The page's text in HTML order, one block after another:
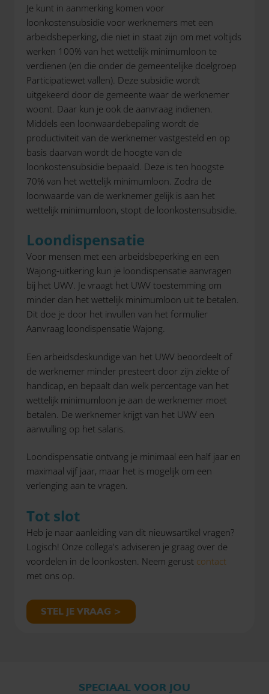
Je kunt in aanmerking komen voor
loonkostensubsidie voor werknemers met een
arbeidsbeperking, die niet in staat zijn om met voltijds
werken 100% van het wettelijk minimumloon te
verdienen (en die onder de gemeentelijke doelgroep
Participatiewet vallen). Deze subsidie wordt
uitgekeerd door de gemeente waar de werknemer
woont. Daar kun je ook de aanvraag indienen.
Middels een loonwaardebepaling wordt de
productiviteit van de werknemer vastgesteld en op
basis daarvan wordt de hoogte van de
loonkostensubsidie bepaald. Deze is ten hoogste
70% van het wettelijk minimumloon. Zodra de
loonwaarde van de werknemer gelijk is aan het
wettelijk minimumloon, stopt de loonkostensubsidie.
Loondispensatie
Voor mensen met een arbeidsbeperking en een
Wajong-uitkering kun je loondispensatie aanvragen
bij het UWV. Je vraagt het UWV toestemming om
minder dan het wettelijk minimumloon uit te betalen.
Dit doe je door het invullen van het formulier
Aanvraag loondispensatie Wajong.
Een arbeidsdeskundige van het UWV beoordeelt of
de werknemer minder presteert door zijn ziekte of
handicap, en bepaalt dan welk percentage van het
wettelijk minimumloon je aan de werknemer moet
betalen. De werknemer krijgt van het UWV een
aanvulling op het salaris.
Loondispensatie ontvang je minimaal een half jaar en
maximaal vijf jaar, maar het is mogelijk om een
verlenging aan te vragen.
Tot slot
Heb je naar aanleiding van dit nieuwsartikel vragen?
Logisch! Onze collega's adviseren je graag over de
voordelen in de loonkosten. Neem gerust contact
met ons op.
STEL JE VRAAG >
SPECIAAL VOOR JOU